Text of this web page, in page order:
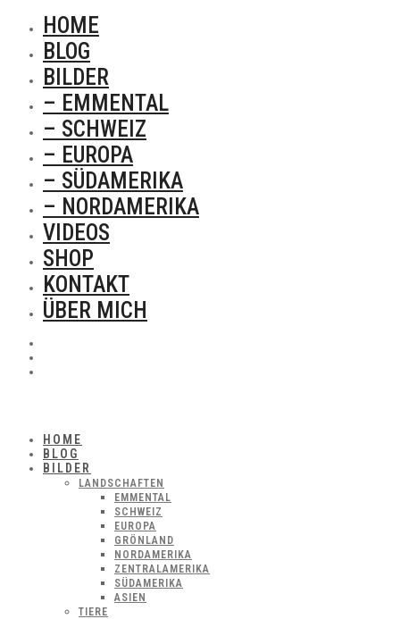
HOME
BLOG
BILDER
– EMMENTAL
– SCHWEIZ
– EUROPA
– SÜDAMERIKA
– NORDAMERIKA
VIDEOS
SHOP
KONTAKT
ÜBER MICH
HOME
BLOG
BILDER
LANDSCHAFTEN
EMMENTAL
SCHWEIZ
EUROPA
GRÖNLAND
NORDAMERIKA
ZENTRALAMERIKA
SÜDAMERIKA
ASIEN
TIERE